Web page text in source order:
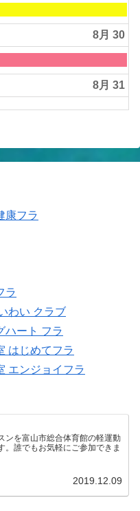
8月 30
8月 31
康フラ
ラ
わい クラブ
ハート フラ
はじめてフラ
エンジョイフラ
ンを富山市総合体育館の軽運動
。誰でもお気軽にご参加できま
2019.12.09